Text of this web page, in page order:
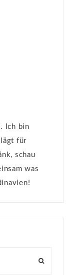
Ich bin
für
schau
was